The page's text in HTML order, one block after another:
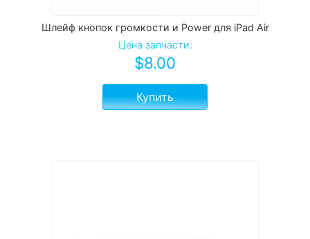
Шлейф кнопок громкости и Power для iPad Air
Цена запчасти:
$8.00
Купить